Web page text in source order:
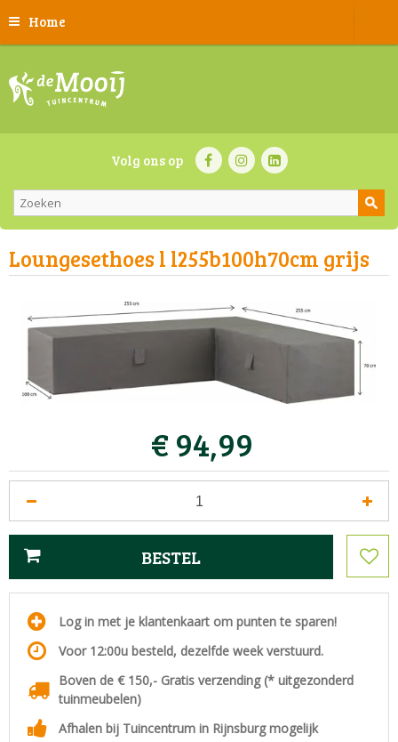
Home
Volg ons op
Loungesethoes l l255b100h70cm grijs
€ 94,99
Log in met je klantenkaart om punten te sparen!
Voor 12:00u besteld, dezelfde week verstuurd.
Boven de € 150,- Gratis verzending (* uitgezonderd
tuinmeubelen)
Afhalen bij Tuincentrum in Rijnsburg mogelijk